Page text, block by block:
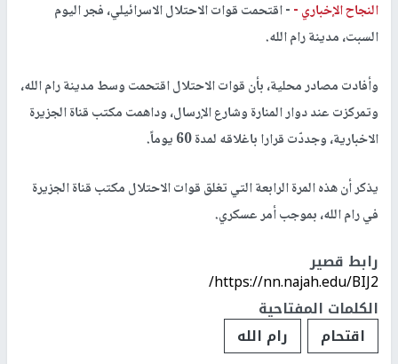
النجاح الإخباري -- اقتحمت قوات الاحتلال الاسرائيلي، فجر اليوم
السبت، مدينة رام الله.
وأفادت مصادر محلية، بأن قوات الاحتلال اقتحمت وسط مدينة رام الله،
وتمركزت عند دوار المنارة وشارع الإرسال، وداهمت مكتب قناة الجزيرة
الاخبارية، وجددّت قرارا باغلاقه لمدة 60 يوماً.
يذكر أن هذه المرة الرابعة التي تغلق قوات الاحتلال مكتب قناة الجزيرة
في رام الله، بموجب أمر عسكري.
رابط قصير
https://nn.najah.edu/BIJ2/
الكلمات المفتاحية
اقتحام
رام الله